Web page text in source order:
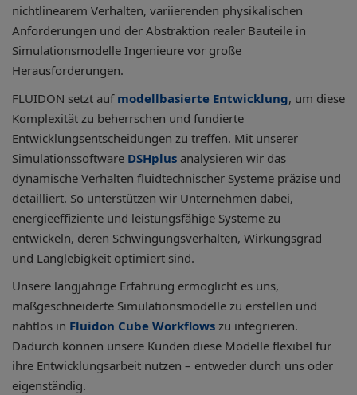
nichtlinearem Verhalten, variierenden physikalischen
Anforderungen und der Abstraktion realer Bauteile in
Simulationsmodelle Ingenieure vor große
Herausforderungen.
FLUIDON setzt auf modellbasierte Entwicklung, um diese
Komplexität zu beherrschen und fundierte
Entwicklungsentscheidungen zu treffen. Mit unserer
Simulationssoftware DSHplus analysieren wir das
dynamische Verhalten fluidtechnischer Systeme präzise und
detailliert. So unterstützen wir Unternehmen dabei,
energieeffiziente und leistungsfähige Systeme zu
entwickeln, deren Schwingungsverhalten, Wirkungsgrad
und Langlebigkeit optimiert sind.
Unsere langjährige Erfahrung ermöglicht es uns,
maßgeschneiderte Simulationsmodelle zu erstellen und
nahtlos in Fluidon Cube Workflows zu integrieren.
Dadurch können unsere Kunden diese Modelle flexibel für
ihre Entwicklungsarbeit nutzen – entweder durch uns oder
eigenständig.